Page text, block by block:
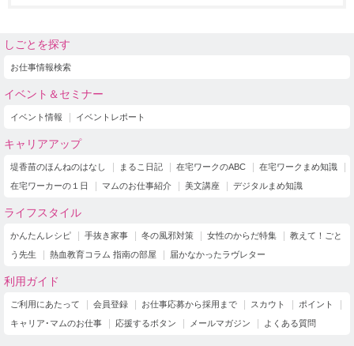
しごとを探す
お仕事情報検索
イベント＆セミナー
イベント情報 イベントレポート
キャリアアップ
堤香苗のほんねのはなし まるこ日記 在宅ワークのABC
在宅ワークまめ知識
在宅ワーカーの１日
マムのお仕事紹介 美文講座 デジタルまめ知識
ライフスタイル
かんたんレシピ 手抜き家事 冬の風邪対策 女性のからだ特集
教えて！ごと
う先生
熱血教育コラム 指南の部屋 届かなかったラヴレター
利用ガイド
ご利用にあたって 会員登録 お仕事応募から採用まで スカウト
ポイント
キャリア･マムのお仕事
応援するボタン メールマガジン よくある質問